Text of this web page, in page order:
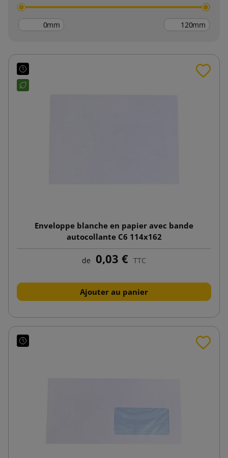
mm mm
Enveloppe blanche en papier avec bande
autocollante C6 114x162
de 0,03 € TTC
Ajouter au panier